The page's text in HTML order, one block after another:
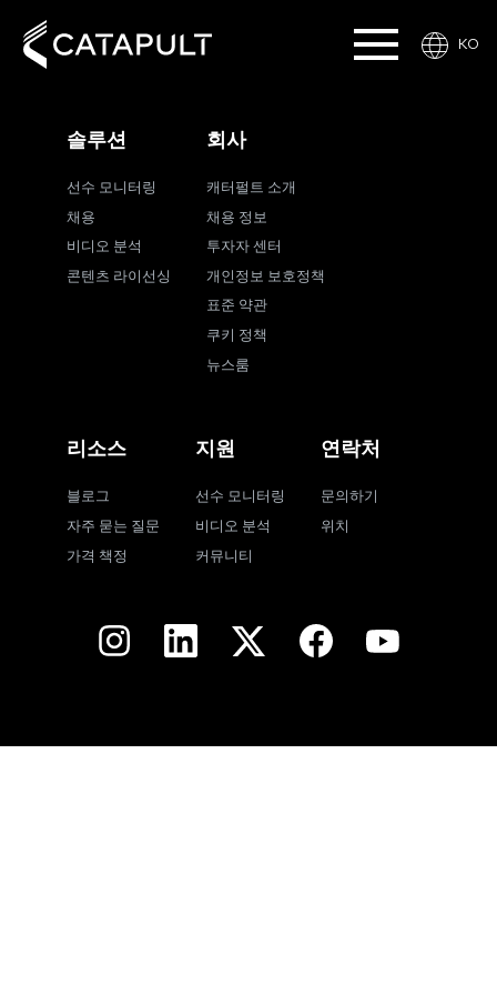
KO
솔루션
선수 모니터링
채용
비디오 분석
콘텐츠 라이선싱
회사
캐터펄트 소개
채용 정보
투자자 센터
개인정보 보호정책
표준 약관
쿠키 정책
뉴스룸
리소스
블로그
자주 묻는 질문
가격 책정
지원
선수 모니터링
비디오 분석
커뮤니티
연락처
문의하기
위치